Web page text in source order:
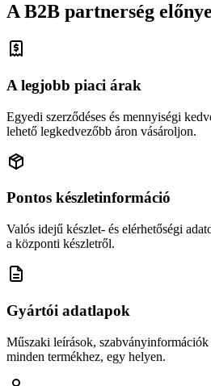
A B2B partnerség
A legjobb piaci árak
Egyedi szerződéses és mennyiségi
lehető legkedvezőbb áron vásároljon.
Pontos készletinformáció
Valós idejű készlet- és elérhetőségi
a központi készletről.
Gyártói adatlapok
Műszaki leírások, szabványinformációk
minden termékhez, egy helyen.